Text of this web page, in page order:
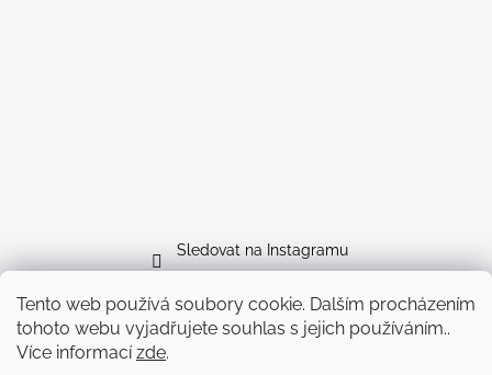
Tento web používá soubory cookie. Dalším procházením
tohoto webu vyjadřujete souhlas s jejich používáním..
Více informacízde.
Sledovat na Instagramu
Facebook